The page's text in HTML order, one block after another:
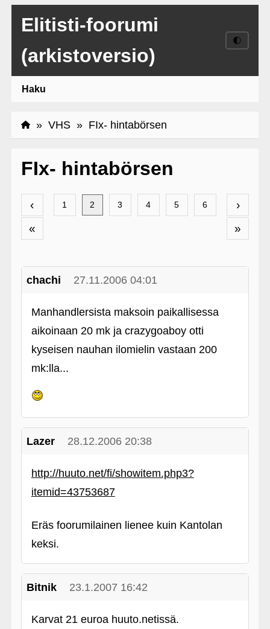
Elitisti-foorumi
(arkistoversio)
🌓
Haku
» VHS» FIx- hintabörsen
FIx- hintabörsen
‹
«
›
»
1 2 3 4 5 6
chachi 27.11.2006 04:01
Manhandlersista maksoin paikallisessa
aikoinaan 20 mk ja crazygoaboy otti
kyseisen nauhan ilomielin vastaan 200
mk:lla...
Lazer 28.12.2006 20:38
http://huuto.net/fi/showitem.php3?
itemid=43753687
Eräs foorumilainen lienee kuin Kantolan
keksi.
Bitnik 23.1.2007 16:42
Karvat 21 euroa huuto.netissä.